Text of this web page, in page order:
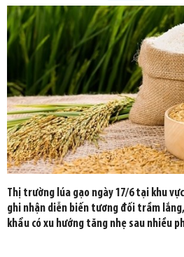
Thị trường lúa gạo ngày 17/6 tại khu
ghi nhận diễn biến tương đối trầm
khẩu có xu hướng tăng nhẹ sau nhiều